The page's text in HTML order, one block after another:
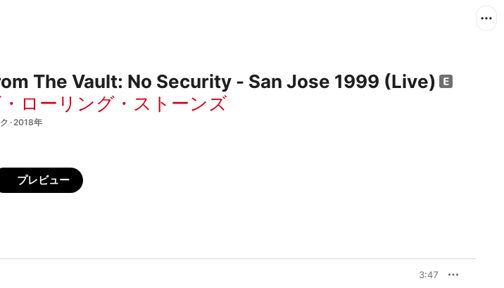
The Vault: No Security - San Jose 1999 (Live)
ローリング・ストーンズ
· 2018年
プレビュー
3:47